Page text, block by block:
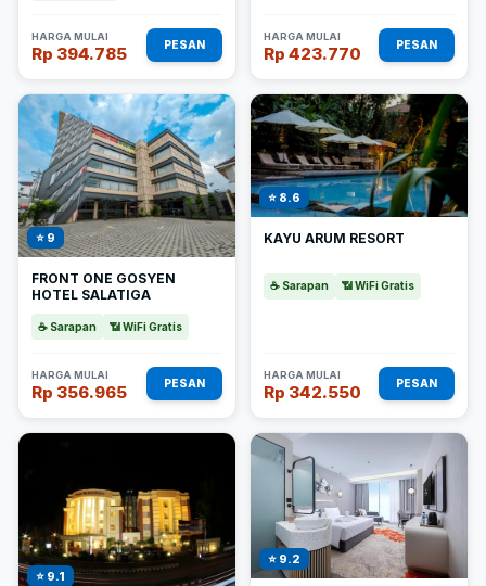
HARGA MULAI
Rp 394.785 PESAN
HARGA MULAI
Rp 423.770 PESAN
⭐ 9
FRONT ONE GOSYEN
HOTEL SALATIGA
☕ Sarapan 📶 WiFi Gratis
HARGA MULAI
Rp 356.965 PESAN
⭐ 8.6
KAYU ARUM RESORT
☕ Sarapan 📶 WiFi Gratis
HARGA MULAI
Rp 342.550 PESAN
⭐ 9.1
⭐ 9.2